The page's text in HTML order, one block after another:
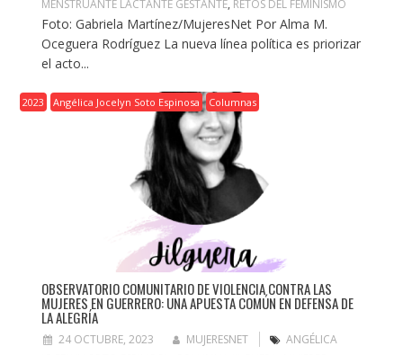
MENSTRUANTE LACTANTE GESTANTE, RETOS DEL FEMINISMO
Foto: Gabriela Martínez/MujeresNet Por Alma M.
Oceguera Rodríguez La nueva línea política es priorizar
el acto...
2023 Angélica Jocelyn Soto Espinosa Columnas
OBSERVATORIO COMUNITARIO DE VIOLENCIA CONTRA LAS
MUJERES EN GUERRERO: UNA APUESTA COMÚN EN DEFENSA DE
LA ALEGRÍA
24 OCTUBRE, 2023 MUJERESNET
ANGÉLICA